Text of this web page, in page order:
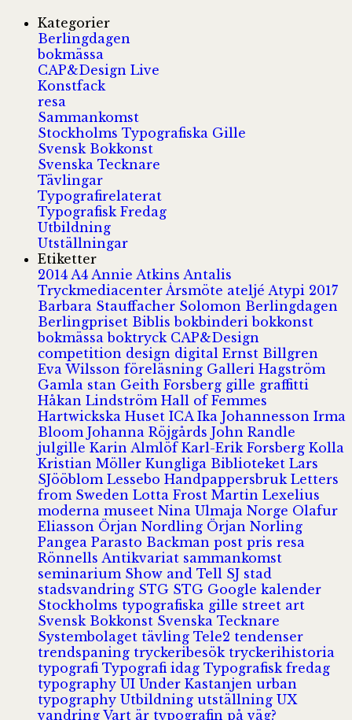
Kategorier
Berlingdagen
bokmässa
CAP&Design Live
Konstfack
resa
Sammankomst
Stockholms Typografiska Gille
Svensk Bokkonst
Svenska Tecknare
Tävlingar
Typografirelaterat
Typografisk Fredag
Utbildning
Utställningar
Etiketter
2014 A4 Annie Atkins Antalis
Tryckmediacenter Årsmöte ateljé Atypi 2017
Barbara Stauffacher Solomon Berlingdagen
Berlingpriset Biblisbokbinderibokkonst
bokmässaboktryck CAP&Design
competition design digital Ernst Billgren
Eva Wilsson föreläsning Galleri Hagström
Gamla stan Geith Forsberg gille graffitti
Håkan Lindström Hall of Femmes
Hartwickska Huset ICA Ika Johannesson Irma
Bloom Johanna Röjgårds John Randle
julgille Karin Almlöf Karl-Erik Forsberg Kolla
Kristian Möller Kungliga Biblioteket Lars
SJööblom Lessebo Handpappersbruk Letters
from Sweden Lotta Frost Martin Lexelius
moderna museet Nina Ulmaja Norge Olafur
Eliasson Örjan Nordling Örjan Norling
Pangea Parasto Backman post pris resa
Rönnells Antikvariat sammankomst
seminarium Show and Tell SJ stad
stadsvandring STG STG Google kalender
Stockholms typografiska gille street art
Svensk Bokkonst Svenska Tecknare
Systembolaget tävling Tele2 tendenser
trendspaning tryckeribesök tryckerihistoria
typografi Typografi idag Typografisk fredag
typography UI Under Kastanjen urban
typography Utbildning utställning UX
vandring Vart är typografin på väg?